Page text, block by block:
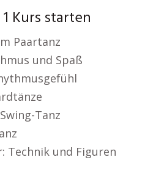
Kurs starten
Paartanz
und Spaß
Tanz
Technik und Figuren